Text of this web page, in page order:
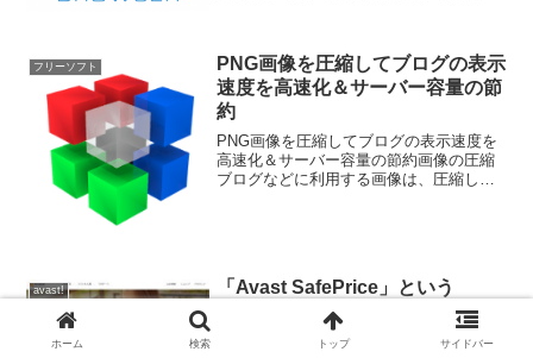
フリーソフト
PNG画像を圧縮してブログの表示
速度を高速化＆サーバー容量の節
約
PNG画像を圧縮してブログの表示速度を
高速化＆サーバー容量の節約画像の圧縮
ブログなどに利用する画像は、圧縮して
avast!
「Avast SafePrice」という
Chrome拡張をインストールした
と表示されたので検証してみ
ホーム 検索 トップ サイドバー